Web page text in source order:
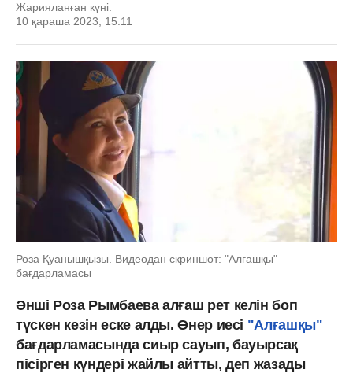
Жарияланған күні:
10 қараша 2023, 15:11
Роза Қуанышқызы. Видеодан скриншот: "Алғашқы"
бағдарламасы
Әнші Роза Рымбаева алғаш рет келін боп
түскен кезін еске алды. Өнер иесі "Алғашқы"
бағдарламасында сиыр сауып, бауырсақ
пісірген күндері жайлы айтты, деп жазады